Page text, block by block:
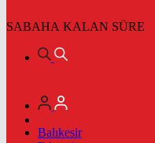
SABAHA KALAN SÜRE
Balıkesir